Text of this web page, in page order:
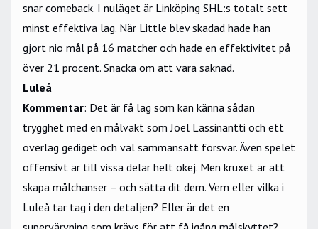
snar comeback. I nuläget är Linköping SHL:s totalt sett
minst effektiva lag. När Little blev skadad hade han
gjort nio mål på 16 matcher och hade en effektivitet på
över 21 procent. Snacka om att vara saknad.
Luleå
Kommentar: Det är få lag som kan känna sådan
trygghet med en målvakt som Joel Lassinantti och ett
överlag gediget och väl sammansatt försvar. Även spelet
offensivt är till vissa delar helt okej. Men kruxet är att
skapa målchanser – och sätta dit dem. Vem eller vilka i
Luleå tar tag i den detaljen? Eller är det en